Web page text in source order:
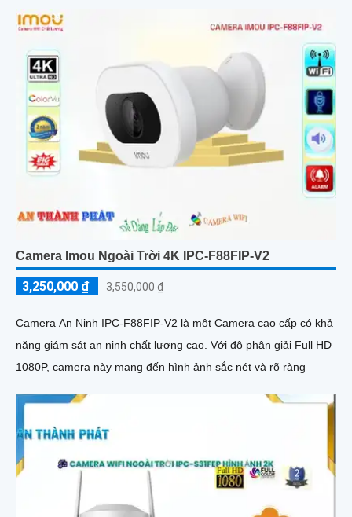
Camera Imou Ngoài Trời 4K IPC-F88FIP-V2
3,250,000 ₫ 3,550,000 ₫
Camera An Ninh IPC-F88FIP-V2 là một Camera cao cấp có khả
năng giám sát an ninh chất lượng cao. Với độ phân giải Full HD
1080P, camera này mang đến hình ảnh sắc nét và rõ ràng